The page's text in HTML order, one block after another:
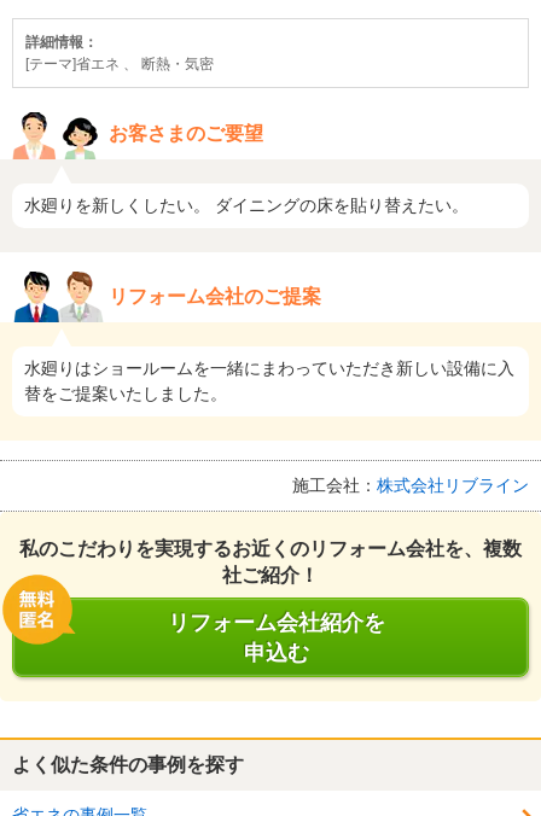
詳細情報：
[テーマ]省エネ 、 断熱・気密
お客さまのご要望
水廻りを新しくしたい。 ダイニングの床を貼り替えたい。
リフォーム会社のご提案
水廻りはショールームを一緒にまわっていただき新しい設備に入
替をご提案いたしました。
施工会社： 株式会社リブライン
私のこだわりを実現するお近くのリフォーム会社を、複数
社ご紹介！
リフォーム会社紹介を
申込む
よく似た条件の事例を探す